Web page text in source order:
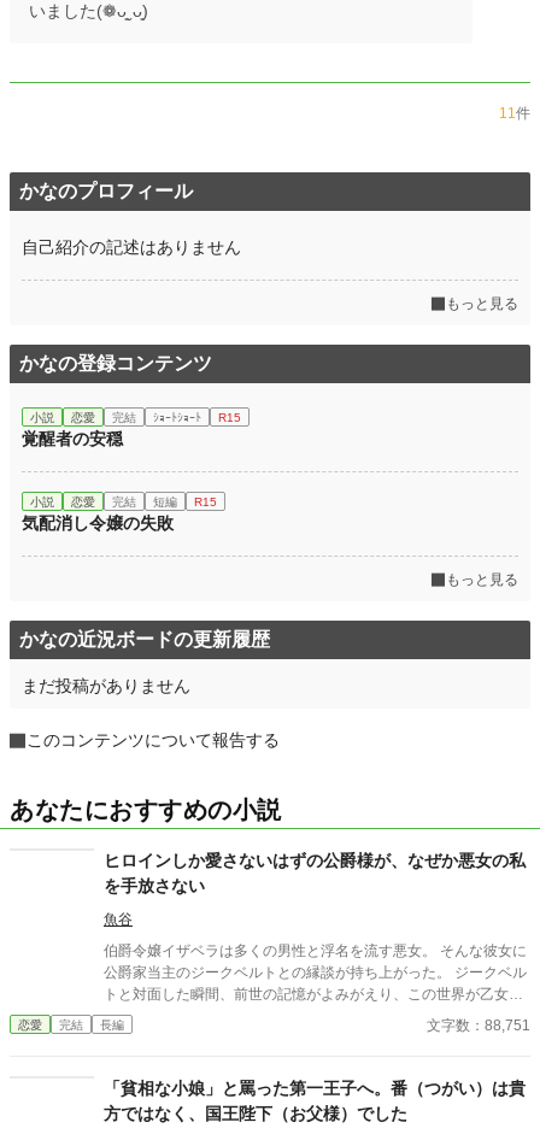
いました(❁ᴗ͈ˬᴗ͈)
11件
かなのプロフィール
自己紹介の記述はありません
もっと見る
かなの登録コンテンツ
小説 恋愛 完結 ｼｮｰﾄｼｮｰﾄ R15
覚醒者の安穏
小説 恋愛 完結 短編 R15
気配消し令嬢の失敗
もっと見る
かなの近況ボードの更新履歴
まだ投稿がありません
このコンテンツについて報告する
あなたにおすすめの小説
ヒロインしか愛さないはずの公爵様が、なぜか悪女の私
を手放さない
魚谷
伯爵令嬢イザベラは多くの男性と浮名を流す悪女。 そんな彼女に
公爵家当主のジークベルトとの縁談が持ち上がった。 ジークベル
トと対面した瞬間、前世の記憶がよみがえり、この世界が乙女ゲ
ームであることを自覚する。 イザベラは、主要攻略キャラのジー
クベルトの裏の顔を知ってしまったがために、冒頭で殺されてし
たイザベラは最弱魔法と言われる付与魔法と前世の知識を頼りに
便利グッズを発明し、離婚にそなえて資金を確保する。 いよいよ
ジークベルトが、乙女ゲームのヒロインと出会う。 離婚を切り出
恋愛 完結 長編 文字数：88,751
「貧相な小娘」と罵った第一王子へ。番（つがい）は貴
方ではなく、国王陛下（お父様）でした